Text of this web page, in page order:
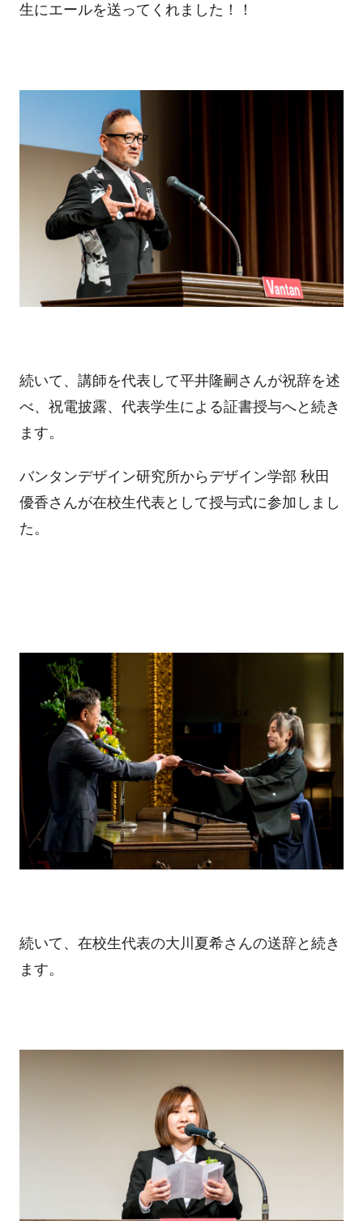
生にエールを送ってくれました！！
続いて、講師を代表して平井隆嗣さんが祝辞を述
べ、祝電披露、代表学生による証書授与へと続き
ます。
バンタンデザイン研究所からデザイン学部 秋田
優香さんが在校生代表として授与式に参加しまし
た。
続いて、在校生代表の大川夏希さんの送辞と続き
ます。